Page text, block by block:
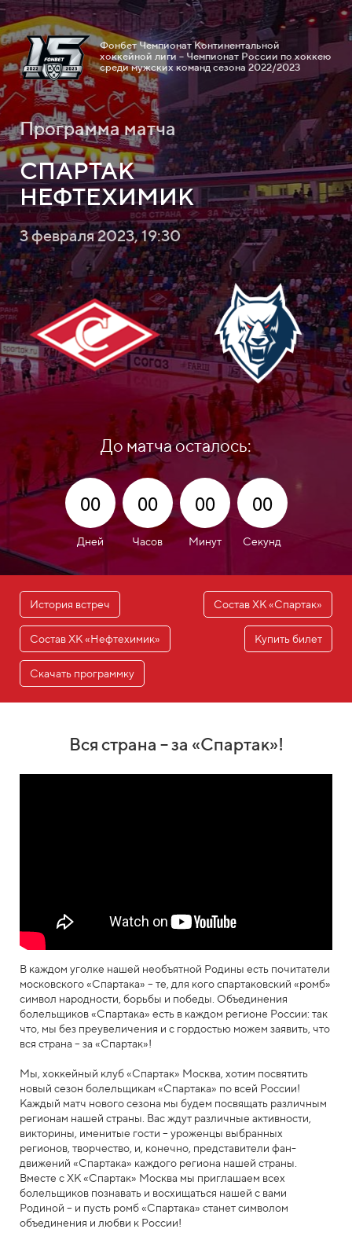
Фонбет Чемпионат Континентальной
хоккейной лиги – Чемпионат России по хоккею
среди мужских команд сезона 2022/2023
Программа матча
СПАРТАК
НЕФТЕХИМИК
3 февраля 2023, 19:30
До матча осталось:
00
Дней
00
Часов
00
Минут
00
Секунд
История встреч Состав ХК «Спартак»
Состав ХК «Нефтехимик» Купить билет
Скачать программку
Вся страна – за «Спартак»!
В каждом уголке нашей необъятной Родины есть почитатели
московского «Спартака» – те, для кого спартаковский «ромб»
символ народности, борьбы и победы. Объединения
болельщиков «Спартака» есть в каждом регионе России: так
что, мы без преувеличения и с гордостью можем заявить, что
вся страна – за «Спартак»!
Мы, хоккейный клуб «Спартак» Москва, хотим посвятить
новый сезон болельщикам «Спартака» по всей России!
Каждый матч нового сезона мы будем посвящать различным
регионам нашей страны. Вас ждут различные активности,
викторины, именитые гости – уроженцы выбранных
регионов, творчество, и, конечно, представители фан-
движений «Спартака» каждого региона нашей страны.
Вместе с ХК «Спартак» Москва мы приглашаем всех
болельщиков познавать и восхищаться нашей с вами
Родиной – и пусть ромб «Спартака» станет символом
объединения и любви к России!